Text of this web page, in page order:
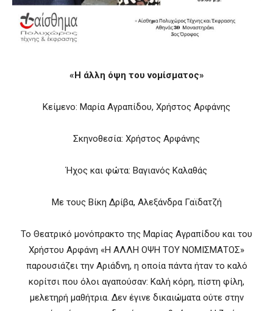
«Η άλλη όψη του νομίσματος»
Κείμενο: Μαρία Αγραπίδου, Χρήστος Αρφάνης
Σκηνοθεσία: Χρήστος Αρφάνης
Ήχος και φώτα: Βαγιανός Καλαθάς
Με τους Βίκη Δρίβα, Αλεξάνδρα Γαϊδατζή
Το Θεατρικό μονόπρακτο της Μαρίας Αγραπίδου και του
Χρήστου Αρφάνη «Η ΑΛΛΗ ΟΨΗ ΤΟΥ ΝΟΜΙΣΜΑΤΟΣ»
παρουσιάζει την Αριάδνη, η οποία πάντα ήταν το καλό
κορίτσι που όλοι αγαπούσαν: Καλή κόρη, πίστη φίλη,
μελετηρή μαθήτρια. Δεν έγινε δικαιώματα ούτε στην